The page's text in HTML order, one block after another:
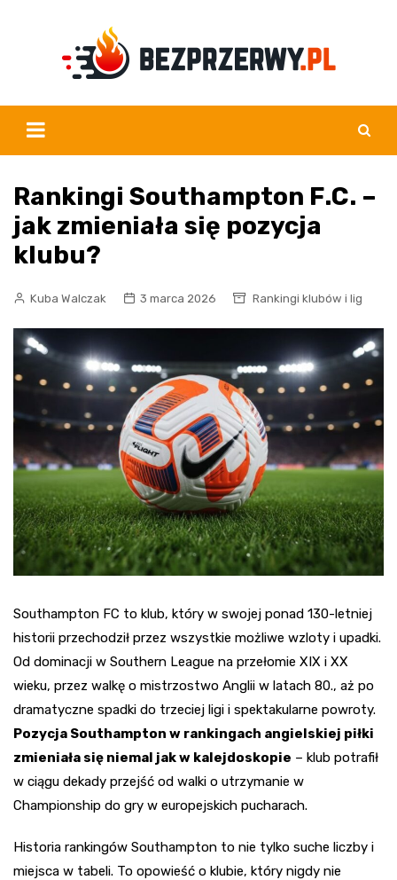
Rankingi Southampton F.C. –
jak zmieniała się pozycja
klubu?
Kuba Walczak 3 marca 2026 Rankingi klubów i lig
Southampton FC to klub, który w swojej ponad 130-letniej
historii przechodził przez wszystkie możliwe wzloty i upadki.
Od dominacji w Southern League na przełomie XIX i XX
wieku, przez walkę o mistrzostwo Anglii w latach 80., aż po
dramatyczne spadki do trzeciej ligi i spektakularne powroty.
Pozycja Southampton w rankingach angielskiej piłki
zmieniała się niemal jak w kalejdoskopie – klub potrafił
w ciągu dekady przejść od walki o utrzymanie w
Championship do gry w europejskich pucharach.
Historia rankingów Southampton to nie tylko suche liczby i
miejsca w tabeli. To opowieść o klubie, który nigdy nie